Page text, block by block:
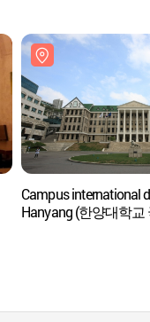
Campus international
Hanyang (한양대학교